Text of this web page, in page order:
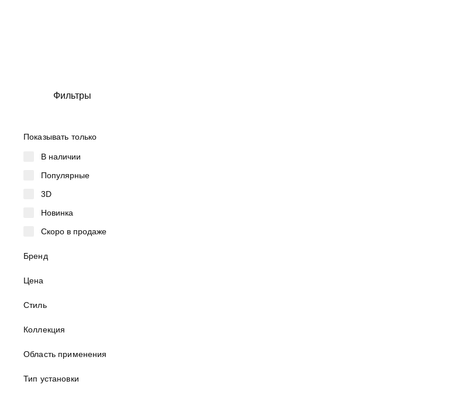
Фильтры
Показывать только
В наличии
Популярные
3D
Новинка
Скоро в продаже
Бренд
Цена
Стиль
Коллекция
Область применения
Тип установки